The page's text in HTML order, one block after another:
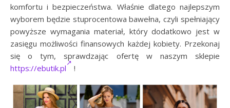
komfortu i bezpieczeństwa. Właśnie dlatego najlepszym
wyborem będzie stuprocentowa bawełna, czyli spełniający
powyższe wymagania materiał, który dodatkowo jest w
zasięgu możliwości finansowych każdej kobiety. Przekonaj
się o tym, sprawdzając ofertę w naszym sklepie
https://ebutik.pl
!